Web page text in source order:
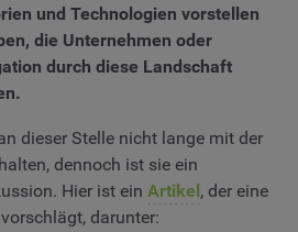
und Technologien vorstellen
die Unternehmen oder
durch diese Landschaft
dieser Stelle nicht lange mit der
dennoch ist sie ein
Hier ist ein Artikel , der eine
darunter: